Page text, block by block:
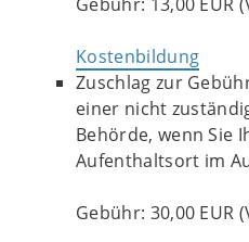
Kostenbildung
Zuschlag zur
einer nicht
Behörde, wenn Sie
Aufenthaltsort im
Gebühr: 30,00 EUR